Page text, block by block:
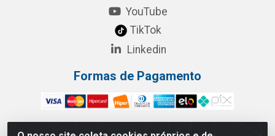
YouTube
TikTok
Linkedin
Formas de Pagamento